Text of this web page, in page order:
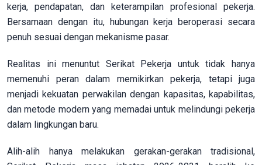
kerja, pendapatan, dan keterampilan profesional pekerja.
Bersamaan dengan itu, hubungan kerja beroperasi secara
penuh sesuai dengan mekanisme pasar.
Realitas ini menuntut Serikat Pekerja untuk tidak hanya
memenuhi peran dalam memikirkan pekerja, tetapi juga
menjadi kekuatan perwakilan dengan kapasitas, kapabilitas,
dan metode modern yang memadai untuk melindungi pekerja
dalam lingkungan baru.
Alih-alih hanya melakukan gerakan-gerakan tradisional,